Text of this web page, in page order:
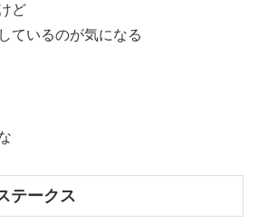
ど
ているのが気になる
テークス